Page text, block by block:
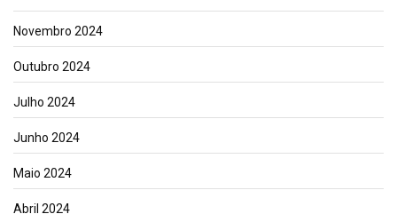
Novembro 2024
Outubro 2024
Julho 2024
Junho 2024
Maio 2024
Abril 2024